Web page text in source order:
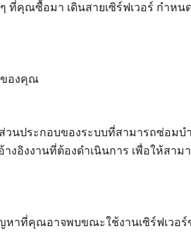
ที่คุณซื้อมา เดินสายเซิร์ฟเวอร์ กำหน
ของคุณ
นประกอบของระบบที่สามารถซ่อมบ
อิงงานที่ต้องดำเนินการ เพื่อให้สาม
หาที่คุณอาจพบขณะใช้งานเซิร์ฟเวอ